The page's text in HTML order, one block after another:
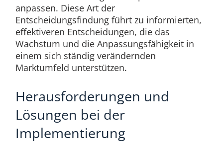
anpassen. Diese Art der
Entscheidungsfindung führt zu informierten,
effektiveren Entscheidungen, die das
Wachstum und die Anpassungsfähigkeit in
einem sich ständig verändernden
Marktumfeld unterstützen.
Herausforderungen und
Lösungen bei der
Implementierung